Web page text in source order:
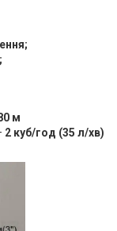
м
2 куб/год (35 л/хв)